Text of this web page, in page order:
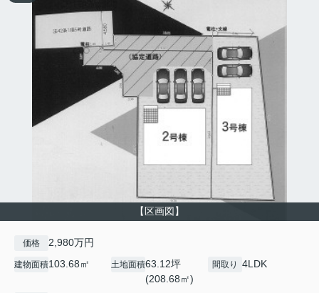
【区画図】
価格 2,980万円
建物面積103.68㎡ 土地面積63.12坪
(208.68㎡)
間取り 4LDK